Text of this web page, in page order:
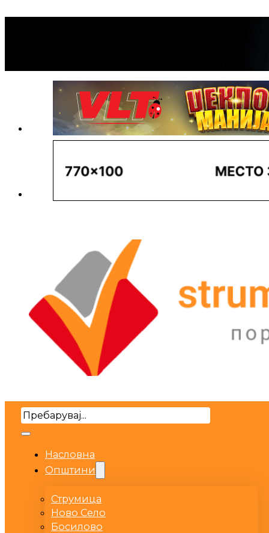
Search
Насловна
Општини
Струмица
Ново Село
Босилово